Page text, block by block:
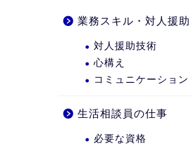
業務スキル・対人援助
対人援助技術
心構え
コミュニケーション
生活相談員の仕事
必要な資格